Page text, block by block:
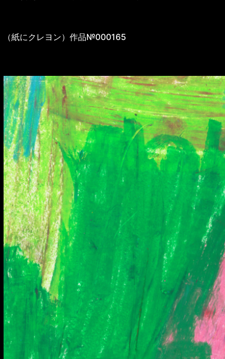
（紙にクレヨン）作品№000165